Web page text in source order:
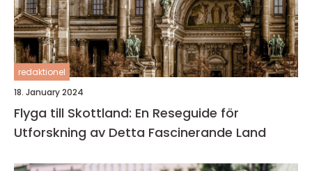
redaktionel
18. January 2024
Flyga till Skottland: En Reseguide för
Utforskning av Detta Fascinerande Land